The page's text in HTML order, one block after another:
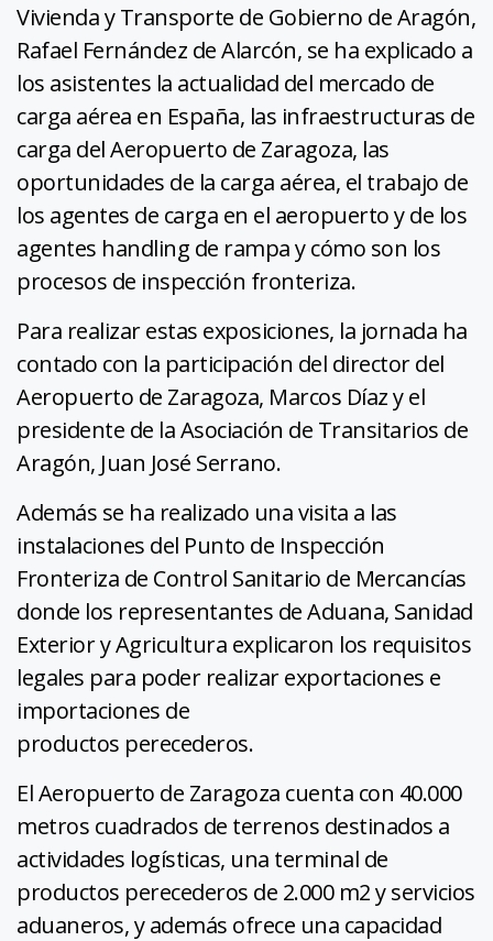
Vivienda y Transporte de Gobierno de Aragón,
Rafael Fernández de Alarcón, se ha explicado a
los asistentes la actualidad del mercado de
carga aérea en España, las infraestructuras de
carga del Aeropuerto de Zaragoza, las
oportunidades de la carga aérea, el trabajo de
los agentes de carga en el aeropuerto y de los
agentes handling de rampa y cómo son los
procesos de inspección fronteriza.
Para realizar estas exposiciones, la jornada ha
contado con la participación del director del
Aeropuerto de Zaragoza, Marcos Díaz y el
presidente de la Asociación de Transitarios de
Aragón, Juan José Serrano.
Además se ha realizado una visita a las
instalaciones del Punto de Inspección
Fronteriza de Control Sanitario de Mercancías
donde los representantes de Aduana, Sanidad
Exterior y Agricultura explicaron los requisitos
legales para poder realizar exportaciones e
importaciones de
productos perecederos.
El Aeropuerto de Zaragoza cuenta con 40.000
metros cuadrados de terrenos destinados a
actividades logísticas, una terminal de
productos perecederos de 2.000 m2 y servicios
aduaneros, y además ofrece una capacidad